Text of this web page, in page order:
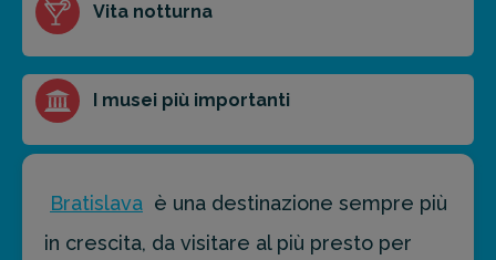
Vita notturna
I musei più importanti
Bratislava è una destinazione sempre più
in crescita, da visitare al più presto per